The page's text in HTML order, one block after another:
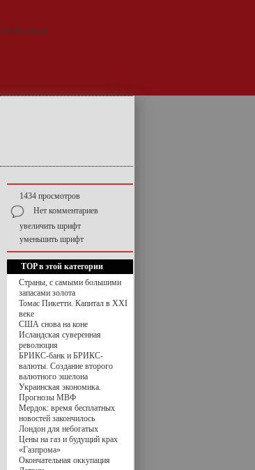
1434 просмотров
Нет комментариев
увеличить шрифт
уменьшить шрифт
TOP в этой категории
Страны, с самыми большими
запасами золота
Томас Пикетти. Капитал в XXI
веке
США снова на коне
Исландская суверенная
революция
БРИКС-банк и БРИКС-
валюты. Создание второго
валютного эшелона
Украинская экономика.
Прогнозы МВФ
Мердок: время бесплатных
новостей закончилось
Лондон для небогатых
Цены на газ и будущий крах
«Газпрома»
Окончательная оккупация